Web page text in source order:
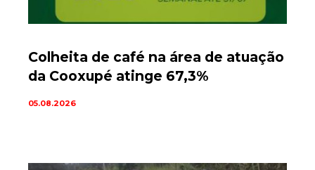
Colheita de café na área de atuação
da Cooxupé atinge 67,3%
05.08.2026